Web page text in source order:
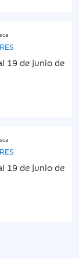
19 de junio de
19 de junio de